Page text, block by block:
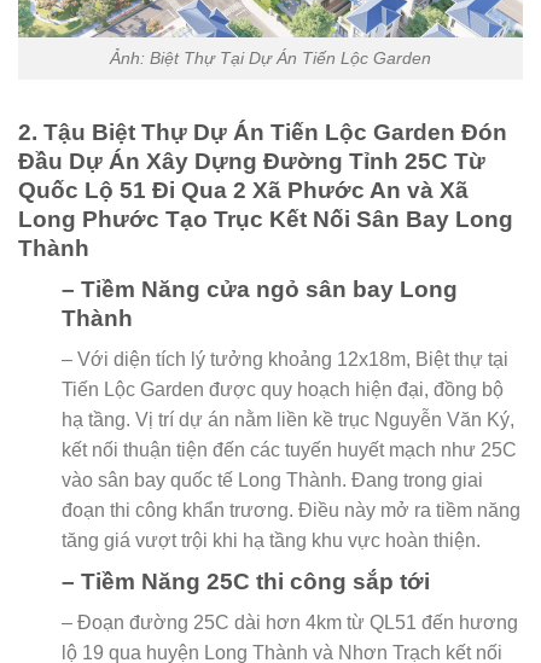
Ảnh: Biệt Thự Tại Dự Án Tiến Lộc Garden
2. Tậu Biệt Thự Dự Án Tiến Lộc Garden Đón
Đầu Dự Án Xây Dựng Đường Tỉnh 25C Từ
Quốc Lộ 51 Đi Qua 2 Xã Phước An và Xã
Long Phước Tạo Trục Kết Nối Sân Bay Long
Thành
– Tiềm Năng cửa ngỏ sân bay Long
Thành
– Với diện tích lý tưởng khoảng 12x18m, Biệt thự tại
Tiến Lộc Garden được quy hoạch hiện đại, đồng bộ
hạ tầng. Vị trí dự án nằm liền kề trục Nguyễn Văn Ký,
kết nối thuận tiện đến các tuyến huyết mạch như 25C
vào sân bay quốc tế Long Thành. Đang trong giai
đoạn thi công khẩn trương. Điều này mở ra tiềm năng
tăng giá vượt trội khi hạ tầng khu vực hoàn thiện.
– Tiềm Năng 25C thi công sắp tới
– Đoạn đường 25C dài hơn 4km từ QL51 đến hương
lộ 19 qua huyện Long Thành và Nhơn Trạch kết nối